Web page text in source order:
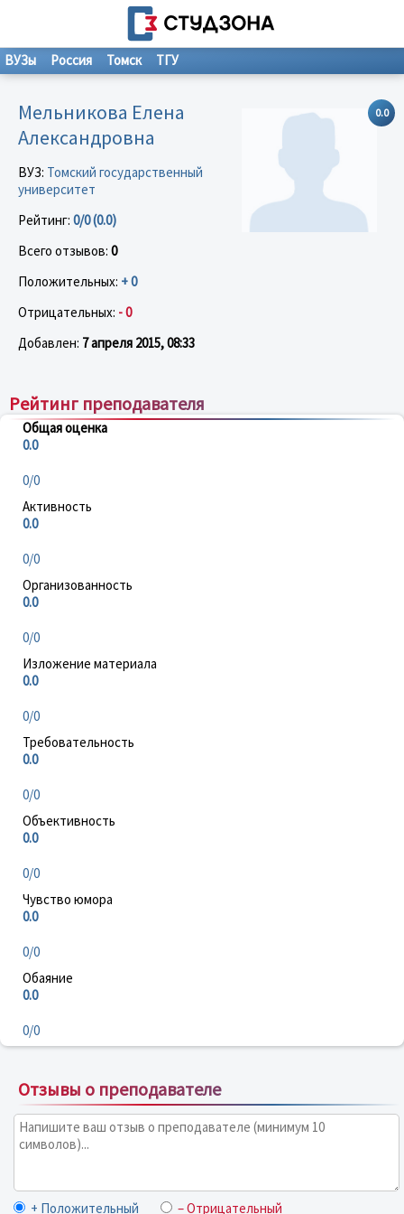
ВУЗы Россия Томск ТГУ
0.0
Мельникова Елена
Александровна
ВУЗ: Томский государственный
университет
Рейтинг: 0/0 (0.0)
Всего отзывов: 0
Положительных: + 0
Отрицательных: - 0
Добавлен: 7 апреля 2015, 08:33
Рейтинг преподавателя
Общая оценка
0.0
0/0
Активность
0.0
0/0
Организованность
0.0
0/0
Изложение материала
0.0
0/0
Требовательность
0.0
0/0
Объективность
0.0
0/0
Чувство юмора
0.0
0/0
Обаяние
0.0
0/0
Отзывы о преподавателе
+ Положительный – Отрицательный